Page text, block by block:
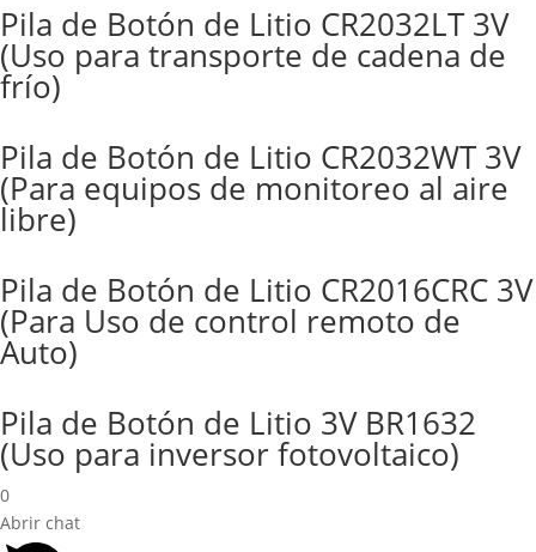
Pila de Botón de Litio CR2032LT 3V
(Uso para transporte de cadena de
frío)
Pila de Botón de Litio CR2032WT 3V
(Para equipos de monitoreo al aire
libre)
Pila de Botón de Litio CR2016CRC 3V
(Para Uso de control remoto de
Auto)
Pila de Botón de Litio 3V BR1632
(Uso para inversor fotovoltaico)
0
Abrir chat